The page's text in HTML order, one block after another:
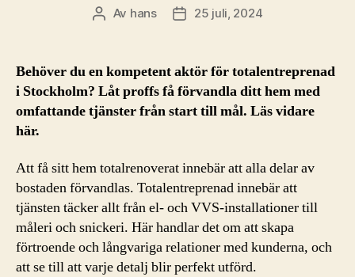
Inläggsförfattare
Av hans Inläggsdatum
25 juli, 2024
Behöver du en kompetent aktör för totalentreprenad
i Stockholm? Låt proffs få förvandla ditt hem med
omfattande tjänster från start till mål. Läs vidare
här.
Att få sitt hem totalrenoverat innebär att alla delar av
bostaden förvandlas. Totalentreprenad innebär att
tjänsten täcker allt från el- och VVS-installationer till
måleri och snickeri. Här handlar det om att skapa
förtroende och långvariga relationer med kunderna, och
att se till att varje detalj blir perfekt utförd.